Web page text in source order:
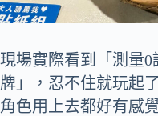
現場實際看到「測量0
牌」，忍不住就玩起
角色用上去都好有感